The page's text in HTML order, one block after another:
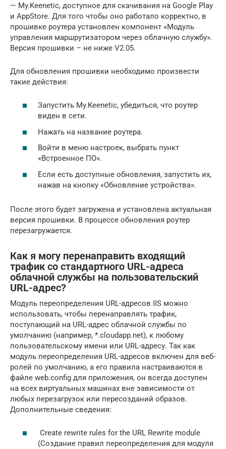
— My.Keenetic, доступное для скачивания на Google Play
и AppStore. Для того чтобы оно работало корректно, в
прошивке роутера установлен компонент «Модуль
управления маршрутизатором через облачную службу».
Версия прошивки – не ниже V2.05.
Для обновления прошивки необходимо произвести
такие действия:
Запустить My.Keenetic, убедиться, что роутер
виден в сети.
Нажать на название роутера.
Войти в меню настроек, выбрать пункт
«Встроенное ПО».
Если есть доступные обновления, запустить их,
нажав на кнопку «Обновление устройства».
После этого будет загружена и установлена актуальная
версия прошивки. В процессе обновления роутер
перезагружается.
Как я могу перенаправить входящий
трафик со стандартного URL-адреса
облачной службы на пользовательский
URL-адрес?
Модуль переопределения URL-адресов IIS можно
использовать, чтобы перенаправлять трафик,
поступающий на URL-адрес облачной службы по
умолчанию (например, *.cloudapp.net), к любому
пользовательскому имени или URL-адресу. Так как
модуль переопределения URL-адресов включен для веб-
ролей по умолчанию, а его правила настраиваются в
файле web.config для приложения, он всегда доступен
на всех виртуальных машинах вне зависимости от
любых перезагрузок или пересозданий образов.
Дополнительные сведения:
Create rewrite rules for the URL Rewrite module
(Создание правил переопределения для модуля